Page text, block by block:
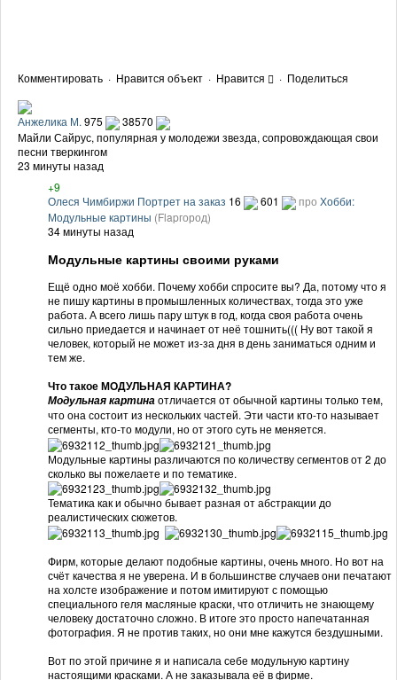
Комментировать · Нравится объект · Нравится · Поделиться
Анжелика М.975
38570
Майли Сайрус, популярная у молодежи звезда, сопровождающая свои
песни тверкингом
23 минуты назад
+9
Олеся Чимбиржи Портрет на заказ 16 601 про Хобби:
Модульные картины (Flapгород)
34 минуты назад
Модульные картины своими руками
Ещё одно моё хобби. Почему хобби спросите вы? Да, потому что я
не пишу картины в промышленных количествах, тогда это уже
работа. А всего лишь пару штук в год, когда своя работа очень
сильно приедается и начинает от неё тошнить((( Ну вот такой я
человек, который не может из-за дня в день заниматься одним и
тем же.
Что такое МОДУЛЬНАЯ КАРТИНА?
Модульная картинаотличается от обычной картины только тем,
что она состоит из нескольких частей. Эти части кто-то называет
сегменты, кто-то модули, но от этого суть не меняется.
Модульные картины различаются по количеству сегментов от 2 до
сколько вы пожелаете и по тематике.
Тематика как и обычно бывает разная от абстракции до
реалистических сюжетов.
Фирм, которые делают подобные картины, очень много. Но вот на
счёт качества я не уверена. И в большинстве случаев они печатают
на холсте изображение и потом имитируют с помощью
специального геля масляные краски, что отличить не знающему
человеку достаточно сложно. В итоге это просто напечатанная
фотография. Я не против таких, но они мне кажутся бездушными.
Вот по этой причине я и написала себе модульную картину
настоящими красками. А не заказывала её в фирме.